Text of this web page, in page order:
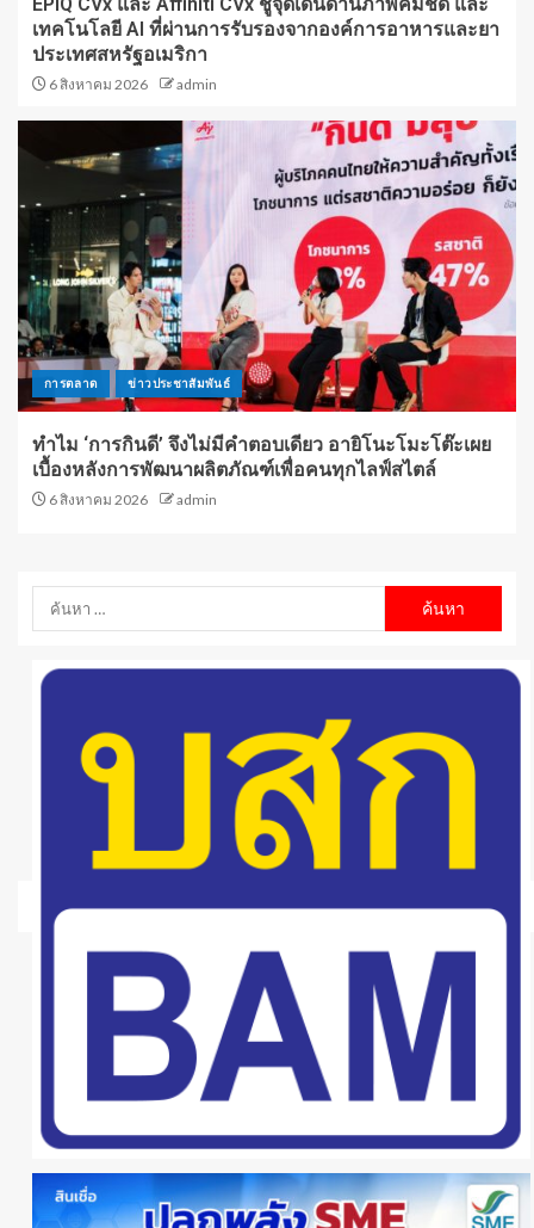
EPIQ CVx และ Affiniti CVx ชูจุดเด่นด้านภาพคมชัด และ
เทคโนโลยี AI ที่ผ่านการรับรองจากองค์การอาหารและยา
ประเทศสหรัฐอเมริกา
6 สิงหาคม 2026 admin
การตลาด ข่าวประชาสัมพันธ์
ทำไม ‘การกินดี’ จึงไม่มีคำตอบเดียว อายิโนะโมะโต๊ะเผย
เบื้องหลังการพัฒนาผลิตภัณฑ์เพื่อคนทุกไลฟ์สไตล์
6 สิงหาคม 2026 admin